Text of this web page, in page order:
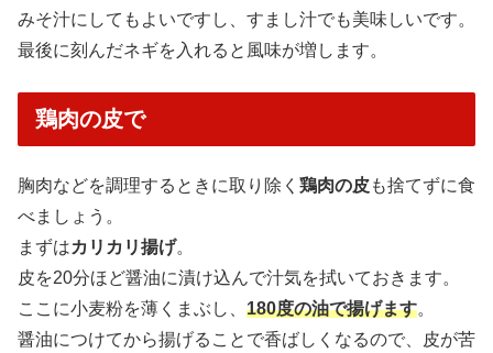
みそ汁にしてもよいですし、すまし汁でも美味しいです。
最後に刻んだネギを入れると風味が増します。
鶏肉の皮で
胸肉などを調理するときに取り除く 鶏肉の皮も捨てずに食
べましょう。
まずはカリカリ揚げ。
皮を20分ほど醤油に漬け込んで汁気を拭いておきます。
ここに小麦粉を薄くまぶし、 180度の油で揚げます。
醤油につけてから揚げることで香ばしくなるので、皮が苦